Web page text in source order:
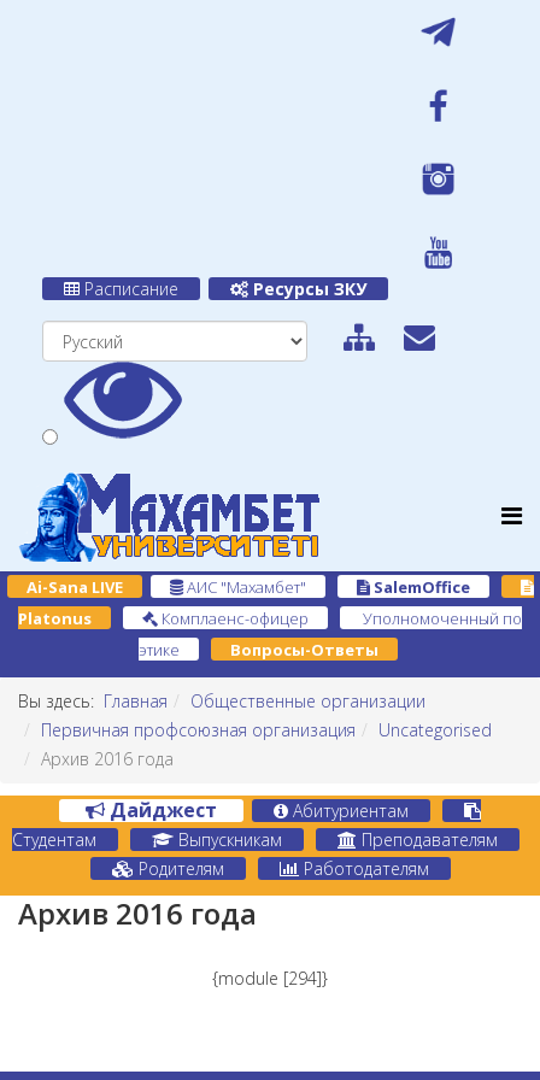
Расписание Ресурсы ЗКУ
Ai-Sana LIVE АИС "Махамбет"
SalemOffice
Platonus
Комплаенс-офицер
Уполномоченный по
этике
Вопросы-Ответы
Вы здесь: Главная
Общественные организации
Первичная профсоюзная организация
Uncategorised
Архив 2016 года
Дайджест
Абитуриентам
Студентам
Выпускникам
Преподавателям
Родителям
Работодателям
Архив 2016 года
{module [294]}